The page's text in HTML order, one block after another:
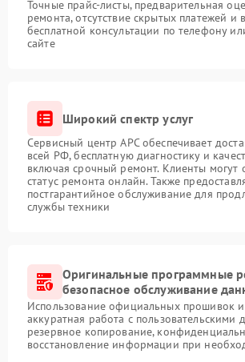
Точные прайс-листы, предварительная
ремонта, отсутствие скрытых платежей и
бесплатной консультации по телефону
сайте
Широкий спектр услуг
Сервисный центр APC обеспечивает
всей РФ, бесплатную диагностику и
включая срочный ремонт. Клиенты могут
статус ремонта онлайн. Также
постгарантийное обслуживание для
службы техники
Оригинальные программные
безопасное обслуживание
Использование официальных прошивок
аккуратная работа с пользовательскими
резервное копирование,
восстановление информации при